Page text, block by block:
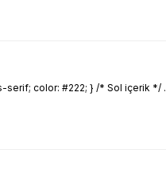
color: #222; } /* Sol içerik